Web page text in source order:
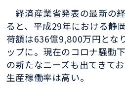
経済産業省発表の最新の
ると、平成29年における静
荷額は636億9,800万円とな
ップに。現在のコロナ騒動
の新たなニーズも出てきて
生産稼働率は高い。